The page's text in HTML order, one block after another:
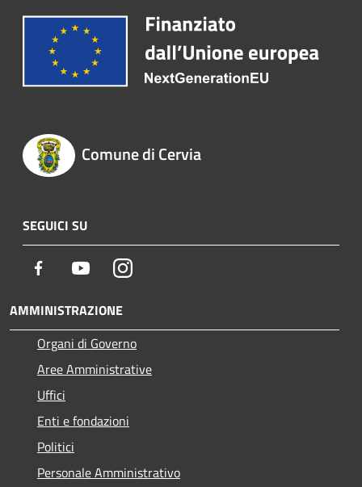
Comune di Cervia
SEGUICI SU
Facebook YoutubeInstagram
AMMINISTRAZIONE
Organi di Governo
Aree Amministrative
Uffici
Enti e fondazioni
Politici
Personale Amministrativo